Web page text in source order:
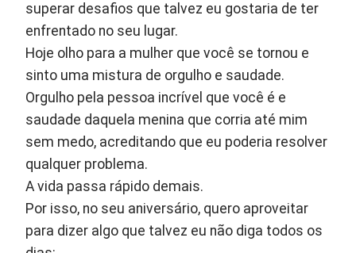
superar desafios que talvez eu gostaria de ter
enfrentado no seu lugar.
Hoje olho para a mulher que você se tornou e
sinto uma mistura de orgulho e saudade.
Orgulho pela pessoa incrível que você é e
saudade daquela menina que corria até mim
sem medo, acreditando que eu poderia resolver
qualquer problema.
A vida passa rápido demais.
Por isso, no seu aniversário, quero aproveitar
para dizer algo que talvez eu não diga todos os